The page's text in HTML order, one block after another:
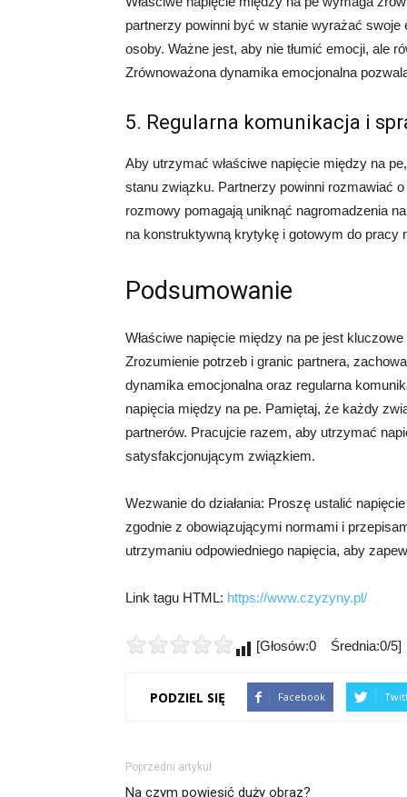
partnerzy powinni być w stanie wyrażać
osoby. Ważne jest, aby nie tłumić emocji, ale
Zrównoważona dynamika emocjonalna
5. Regularna komunikacja i
Aby utrzymać właściwe napięcie między na
stanu związku. Partnerzy powinni rozmawiać
rozmowy pomagają uniknąć nagromadzenia
na konstruktywną krytykę i gotowym do pracy
Podsumowanie
Właściwe napięcie między na pe jest
Zrozumienie potrzeb i granic partnera,
dynamika emocjonalna oraz regularna
napięcia między na pe. Pamiętaj, że każdy
partnerów. Pracujcie razem, aby utrzymać
satysfakcjonującym związkiem.
Wezwanie do działania: Proszę ustalić
zgodnie z obowiązującymi normami i
utrzymaniu odpowiedniego napięcia, aby
Link tagu HTML: https://www.czyzyny.pl/
[Głosów:0 Średnia:0/5]
PODZIEL SIĘ Facebook
Poprzedni artykuł
Na czym powiesić duży obraz?